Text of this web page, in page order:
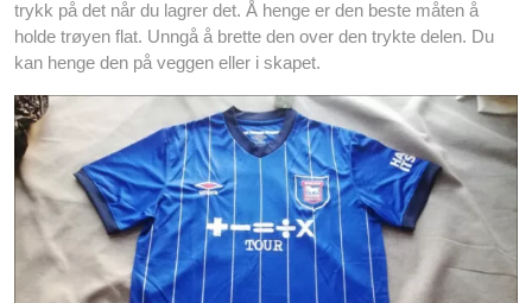
trykk på det når du lagrer det. Å henge er den beste måten å
holde trøyen flat. Unngå å brette den over den trykte delen. Du
kan henge den på veggen eller i skapet.